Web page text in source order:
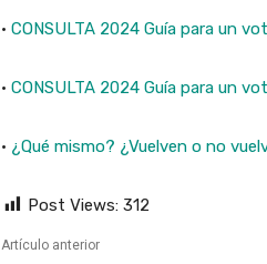
· CONSULTA 2024 Guía para un
· CONSULTA 2024 Guía para un
· ¿Qué mismo? ¿Vuelven o no
Post Views: 312
Artículo anterior